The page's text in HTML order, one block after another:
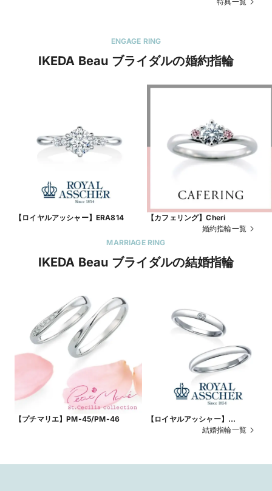
ENGAGE RING
IKEDA Beau ブライダルの婚約指輪
【ロイヤルアッシャー】ERA814
【カフェリング】Cheri
婚約指輪一覧
MARRIAGE RING
IKEDA Beau ブライダルの結婚指輪
【プチマリエ】PM-45/PM-46
【ロイヤルアッシャー】
WRB036/WRA026結婚指輪一覧